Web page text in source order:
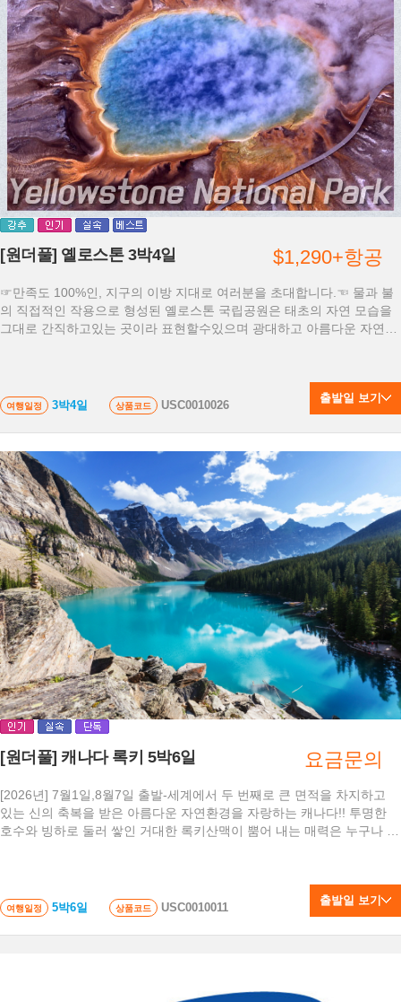
[원더풀] 옐로스톤 3박4일
☞만족도 100%인, 지구의 이방 지대로 여러분을 초대합니다.☜ 물과 불
의 직접적인 작용으로 형성된 옐로스톤 국립공원은 태초의 자연 모습을
그대로 간직하고있는 곳이라 표현할수있으며 광대하고 아름다운 자연을
여행일정 3박4일 상품코드 USC0010026
$1,290+항공
출발일 보기
[원더풀] 캐나다 록키 5박6일
[2026년] 7월1일,8월7일 출발-세계에서 두 번째로 큰 면적을 차지하고
있는 신의 축복을 받은 아름다운 자연환경을 자랑하는 캐나다!! 투명한
호수와 빙하로 둘러 쌓인 거대한 록키산맥이 뿜어 내는 매력은 누구나 한
여행일정 5박6일 상품코드 USC0010011
요금문의
출발일 보기